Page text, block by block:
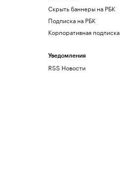
Скрыть баннеры на РБК
Подписка на РБК
Корпоративная подписка
Уведомления
RSS Новости